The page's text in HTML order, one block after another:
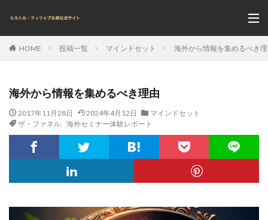
HOME 投稿一覧 マインドセット 海外から情報を集めるべき
海外から情報を集めるべき理由
2017年11月28日 2024年4月12日
マインドセット
ザ・ファネル, 海外セミナー体験レポート